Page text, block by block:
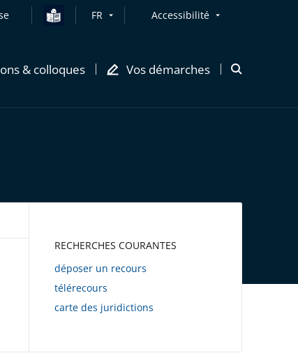
FR Accessibilité
& colloques Vos démarches
Ouvrir
RECHERCHES COURANTES
déposer un recours
télérecours
carte des juridictions